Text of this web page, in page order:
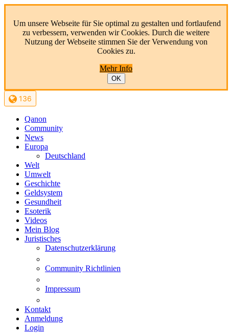
Um unsere Webseite für Sie optimal zu gestalten und fortlaufend
zu verbessern, verwenden wir Cookies. Durch die weitere
Nutzung der Webseite stimmen Sie der Verwendung von
Cookies zu.
Mehr Info
OK
136
Qanon
Community
News
Europa
Deutschland
Welt
Umwelt
Geschichte
Geldsystem
Gesundheit
Esoterik
Videos
Mein Blog
Juristisches
Datenschutzerklärung
Community Richtlinien
Impressum
Kontakt
Anmeldung
Login